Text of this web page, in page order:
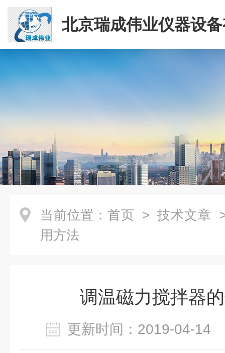
北京瑞成伟业仪器设
司
当前位置： 首页 > 技术文章
用方法
调温磁力搅拌器
更新时间：2019-04-